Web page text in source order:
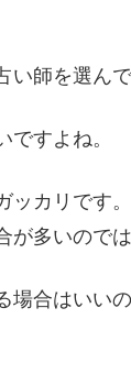
い師を選ん
すよね。
ッカリです
多いのでは
場合はいい